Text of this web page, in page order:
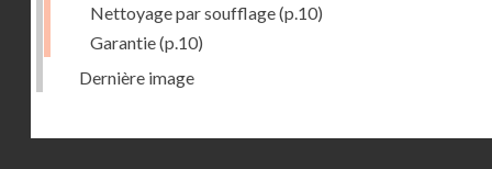
Nettoyage par soufflage(p.10)
Garantie(p.10)
Dernière image